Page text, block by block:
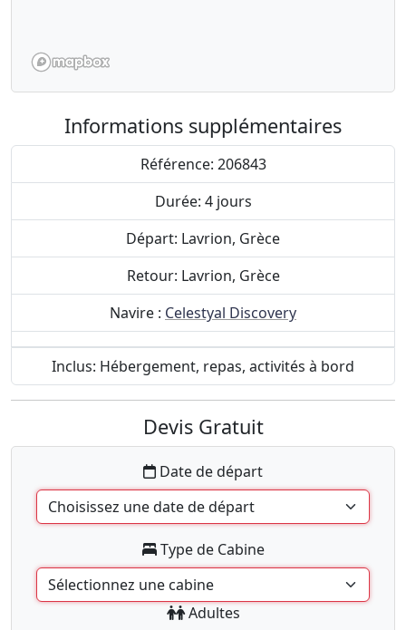
Informations supplémentaires
Référence: 206843
Durée: 4 jours
Départ: Lavrion, Grèce
Retour: Lavrion, Grèce
Navire : Celestyal Discovery
Inclus: Hébergement, repas, activités à bord
Devis Gratuit
Date de départ
Type de Cabine
Adultes